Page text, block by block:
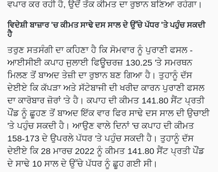
ਵਪਾਰ ਕਰ ਰਹੀ ਹੈ, ਉਦੋਂ ਤੱਕ ਕੀਮਤ ਦਾ ਰੁਝਾਨ ਬਣਿਆ ਰਹੇਗਾ।
ਵਿਦੇਸ਼ੀ ਬਾਜ਼ਾਰ 'ਚ ਕੀਮਤ ਸਾਢੇ ਦਸ ਸਾਲ ਦੇ ਉੱਚੇ ਪੱਧਰ 'ਤੇ ਪਹੁੰਚ ਸਕਦੀ
ਹੈ
ਤਰੁਣ ਸਤਸੰਗੀ ਦਾ ਕਹਿਣਾ ਹੈ ਕਿ ਸੋਮਵਾਰ ਨੂੰ ਪੁਰਾਣੀ ਫਸਲ -
ਆਈਸੀਈ ਕਪਾਹ ਜੁਲਾਈ ਫਿਊਚਰਜ਼ 130.25 'ਤੇ ਸਮਰਥਨ
ਮਿਲਣ ਤੋਂ ਬਾਅਦ ਤੇਜ਼ੀ ਦਾ ਰੁਝਾਨ ਬਣ ਗਿਆ ਹੈ। ਤੁਹਾਨੂੰ ਦੱਸ
ਦੇਈਏ ਕਿ ਕੱਪੜਾ ਅਤੇ ਸੱਟੇਬਾਜੀ ਦੀ ਖਰੀਦ ਕਾਰਨ ਪੁਰਾਣੀ ਫਸਲ
ਦਾ ਕਾਰੋਬਾਰ ਜ਼ੋਰਾਂ 'ਤੇ ਹੈ। ਕਪਾਹ ਦੀ ਕੀਮਤ 141.80 ਸੈਂਟ ਪ੍ਰਤੀ
ਪੌਂਡ ਨੂੰ ਛੂਹਣ ਤੋਂ ਬਾਅਦ ਇੱਕ ਵਾਰ ਫਿਰ ਸਾਢੇ ਦਸ ਸਾਲ ਦੀ ਉਚਾਈ
'ਤੇ ਪਹੁੰਚ ਸਕਦੀ ਹੈ। ਆਉਣ ਵਾਲੇ ਦਿਨਾਂ 'ਚ ਕਪਾਹ ਦੀ ਕੀਮਤ
158-173 ਦੇ ਉਪਰਲੇ ਪੱਧਰ 'ਤੇ ਪਹੁੰਚ ਸਕਦੀ ਹੈ। ਤੁਹਾਨੂੰ ਦੱਸ
ਦੇਈਏ ਕਿ 28 ਮਾਰਚ 2022 ਨੂੰ ਕੀਮਤ 141.80 ਸੈਂਟ ਪ੍ਰਤੀ ਪੌਂਡ
ਦੇ ਸਾਢੇ 10 ਸਾਲ ਦੇ ਉੱਚੇ ਪੱਧਰ ਨੂੰ ਛੂਹ ਗਈ ਸੀ।